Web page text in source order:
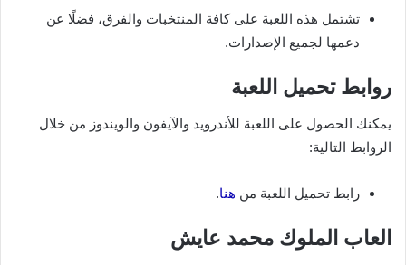
تشتمل هذه اللعبة على كافة المنتخبات والفرق، فضلًا عن
دعمها لجميع الإصدارات.
روابط تحميل اللعبة
يمكنك الحصول على اللعبة للأندرويد والآيفون والويندوز من خلال
الروابط التالية:
رابط تحميل اللعبة من هنا.
العاب الملوك محمد عايش